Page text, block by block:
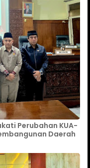
Perubahan KUA-
Daerah